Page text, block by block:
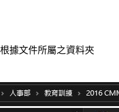
據文件所屬之資料夾